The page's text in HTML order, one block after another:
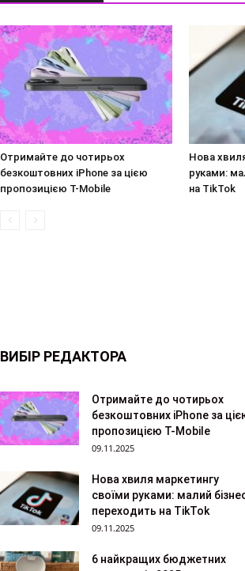
Отримайте до чотирьох
безкоштовних iPhone за цією
пропозицією T-Mobile
Нова
руками:
на TikTok
ВИБІР РЕДАКТОРА
Отримайте до чотирьох
безкоштовних iPhone за
пропозицією T-Mobile
09.11.2025
Нова хвиля маркетингу
своїми руками: малий
переходить на TikTok
09.11.2025
6 найкращих бюджетних